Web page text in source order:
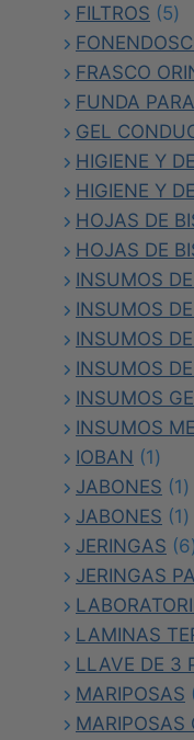
FILTROS 55
FRASCO
FUNDA
GEL
HIGIENE Y
HIGIENE Y
HOJAS DE
HOJAS DE
INSUMOS
INSUMOS
INSUMOS
INSUMOS
INSUMOS
INSUMOS
IOBAN 11
JABONES 11
JABONES 11
JERINGAS 6
JERINGAS
LAMINAS
LLAVE DE 3
MARIPOSAS
MARIPOSAS